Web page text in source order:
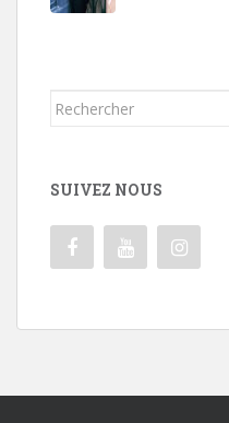
Rechercher...
SUIVEZ NOUS